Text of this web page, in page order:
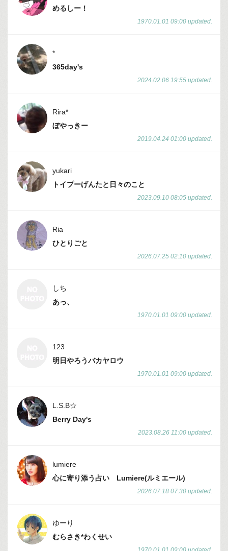
めるしー！
1970.01.01 09:00 updated.
*
365day's
2024.02.06 19:55 updated.
Rira*
ぼやっきー
2019.04.24 01:00 updated.
yukari
トイプーげんたと日々のこと
2023.09.10 08:05 updated.
Ria
ひとりごと
2026.07.25 02:10 updated.
しち
あっ、
1970.01.01 09:00 updated.
123
明日やろうバカヤロウ
1970.01.01 09:00 updated.
L.S.B☆
Berry Day's
2023.08.26 11:00 updated.
lumiere
心に寄り添う占い Lumiere(ルミエール)
2026.07.18 07:30 updated.
ゆーり
むらさき*わくせい